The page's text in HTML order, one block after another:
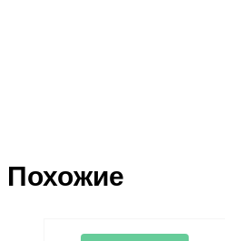
Похожие